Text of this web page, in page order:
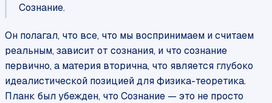
Сознание.
Он полагал, что все, что мы воспринимаем и считаем
реальным, зависит от сознания, и что сознание
первично, а материя вторична, что является глубоко
идеалистической позицией для физика-теоретика.
Планк был убежден, что Сознание — это не просто